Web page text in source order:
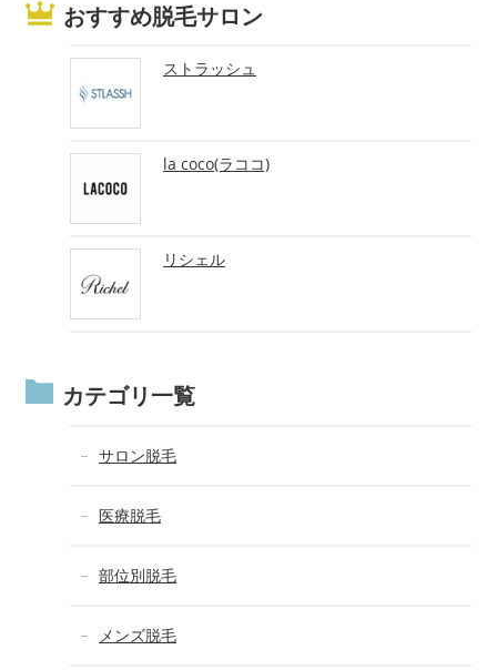
おすすめ脱毛サロン
ストラッシュ
la coco(ラココ)
リシェル
カテゴリ一覧
サロン脱毛
医療脱毛
部位別脱毛
メンズ脱毛